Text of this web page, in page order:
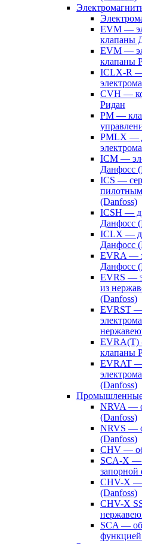
EVM —
клапаны
EVM —
клапаны
ICLX-R —
CVH —
Ридан
PM —
PMLX —
ICM —
Данфосс
ICS —
(Danfoss)
ICSH —
Данфосс
ICLX —
Данфосс
EVRA —
Данфосс
EVRS —
из
(Danfoss)
EVRST —
EVRA(T)
клапаны
EVRAT —
(Danfoss)
Промышленные
NRVA —
(Danfoss)
NRVS —
(Danfoss)
CHV —
SCA-X —
запорной
CHV-X —
(Danfoss)
CHV-X
SCA —